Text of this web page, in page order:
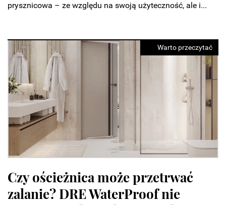
prysznicowa – ze względu na swoją użyteczność, ale i...
Warto przeczytać
Warsaw Home 2026 zapowiada
największe święto designu. Cztery